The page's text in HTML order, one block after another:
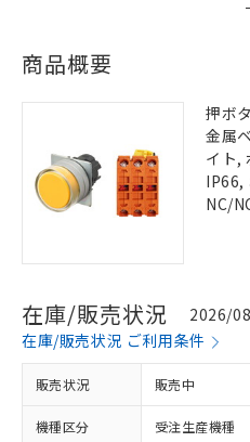
商品概要
押ボ
金属
イト,
IP66,
NC/
在庫/販売状況
2026/
在庫/販売状況 ご利用条件
販売状況 販売中
機種区分 受注生産機種